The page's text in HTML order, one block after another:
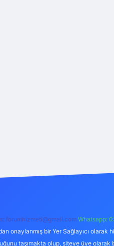
forumhizmeti@gmail.com Whatsapp:
onaylanmış bir Yer Sağlayıcı
taşımakta olup, siteye üye